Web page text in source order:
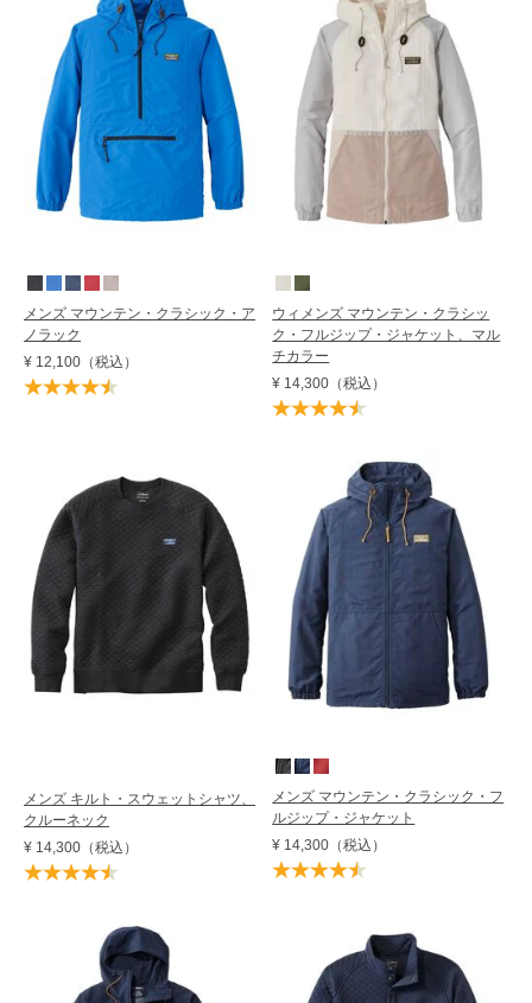
メンズ マウンテン・クラシック・ア
ノラック
¥ 12,100 （税込）
ウィメンズ マウンテン・クラシッ
ク・フルジップ・ジャケット、マル
チカラー
¥ 14,300 （税込）
メンズ キルト・スウェットシャツ、
クルーネック
¥ 14,300 （税込）
メンズ マウンテン・クラシック・フ
ルジップ・ジャケット
¥ 14,300 （税込）